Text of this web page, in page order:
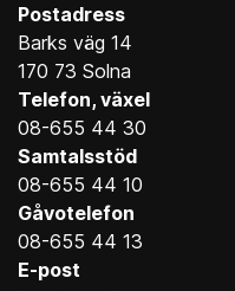
Postadress
Barks väg 14
170 73 Solna
Telefon, växel
08-655 44 30
Samtalsstöd
08-655 44 10
Gåvotelefon
08-655 44 13
E-post